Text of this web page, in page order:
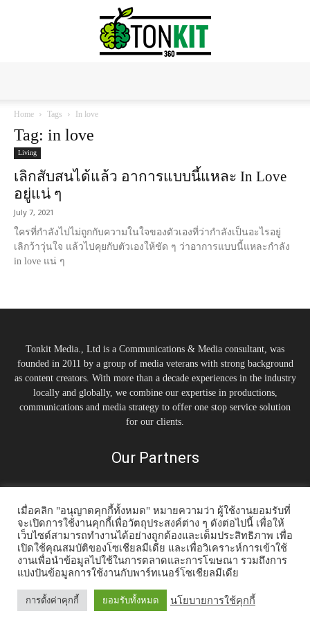
Home Tags In love
Tag: in love
Living
เลิกสับสนได้แล้ว อาการแบบนี้แหละ In Love
อยู่แน่ ๆ
July 7, 2021
ใครที่กำลังไปไม่ถูกกับความในใจของตัวเองที่ว่ากำลังเป็นอะไรอยู่
เลิกว้าวุ่นใจ แล้วไปคุยกับตัวเองให้ชัด ๆ ว่าอาการแบบนี้แหละกำลัง
in love แน่ ๆ
Tonkit Media., Ltd is a Communications & Media consultant, was
founded in 2011 by a group of media veterans with strong background
as content creators. With more than a decade experiences in the industry
locally and globally, we combine our expertise in productions,
communications and media strategy to offer one stop service solution
for our clients.
Our Partners
Home Tonkit TV Podcast คนต้นคิด Work & Living
Inspiration
Trending Story
เมื่อคลิก "อนุญาตคุกกี้ทั้งหมด" หมายความว่า ผู้ใช้งานยอมรับที่
จะเปิดการใช้งานคุกกี้เพื่อวัตถุประสงค์ต่าง ๆ ดังต่อไปนี้ เพื่อให้
เว็บไซต์สามารถทำงานได้อย่างถูกต้องและเต็มประสิทธิภาพ เพื่อ
เปิดใช้คุณสมบัติของโซเชียลมีเดีย และเพื่อวิเคราะห์การเข้าใช้
งานเพื่อนำข้อมูลไปใช้ในการตลาดและการโฆษณา รวมถึงการ
แบ่งปันข้อมูลการใช้งานกับพาร์ทเนอร์โซเชียลมีเดีย
การตั้งค่าคุกกี้ ยอมรับทั้งหมด นโยบายการใช้คุกกี้